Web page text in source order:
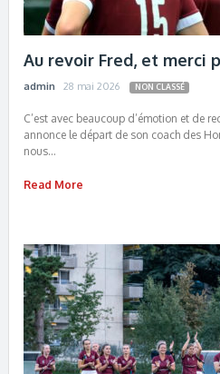
Au revoir Fred, et merci
admin 28 mai 2026 NON CLASSÉ
C’est avec beaucoup d’émotion et de
annonce le départ de son coach des
nous…
Read More